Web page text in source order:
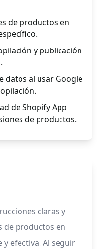
de productos en
y publicación
datos al usar Google
de Shopify App
de productos.
claras y
de productos en
y efectiva. Al seguir